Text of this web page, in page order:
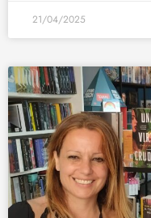
21/04/2025